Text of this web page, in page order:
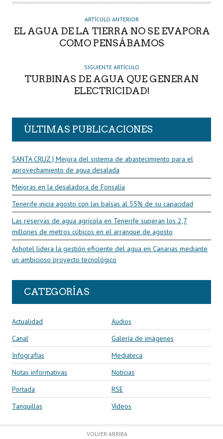
O
ARTÍCULO ANTERIOR
EL AGUA DE LA TIERRA NO SE EVAPORA
COMO PENSÁBAMOS
SIGUIENTE ARTÍCULO
TURBINAS DE AGUA QUE GENERAN
ELECTRICIDAD!
ÚLTIMAS PUBLICACIONES
SANTA CRUZ | Mejora del sistema de abastecimiento para el
aprovechamiento de agua desalada
Mejoras en la desaladora de Fonsalía
Tenerife inicia agosto con las balsas al 55% de su capacidad
Las reservas de agua agrícola en Tenerife superan los 2,7
millones de metros cúbicos en el arranque de agosto
Ashotel lidera la gestión eficiente del agua en Canarias mediante
un ambicioso proyecto tecnológico
CATEGORÍAS
Actualidad
Audios
Canal
Galería de imágenes
Infografías
Mediateca
Notas informativas
Noticias
Portada
RSE
Tanquillas
Vídeos
VOLVER ARRIBA